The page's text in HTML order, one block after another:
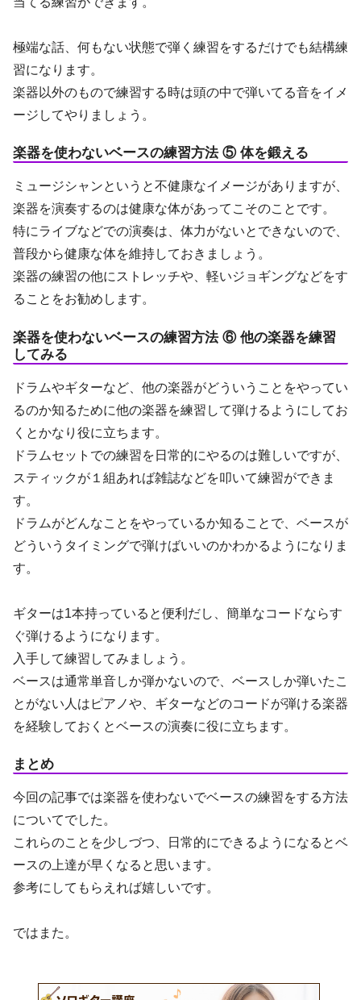
極端な話、何もない状態で弾く練習をするだけでも結構練
習になります。
楽器以外のもので練習する時は頭の中で弾いてる音をイメ
ージしてやりましょう。
楽器を使わないベースの練習方法 ⑤ 体を鍛える
ミュージシャンというと不健康なイメージがありますが、
楽器を演奏するのは健康な体があってこそのことです。
特にライブなどでの演奏は、体力がないとできないので、
普段から健康な体を維持しておきましょう。
楽器の練習の他にストレッチや、軽いジョギングなどをす
ることをお勧めします。
楽器を使わないベースの練習方法 ⑥ 他の楽器を練習
してみる
ドラムやギターなど、他の楽器がどういうことをやってい
るのか知るために他の楽器を練習して弾けるようにしてお
くとかなり役に立ちます。
ドラムセットでの練習を日常的にやるのは難しいですが、
スティックが１組あれば雑誌などを叩いて練習ができま
す。
ドラムがどんなことをやっているか知ることで、ベースが
どういうタイミングで弾けばいいのかわかるようになりま
す。
ギターは1本持っていると便利だし、簡単なコードならす
ぐ弾けるようになります。
入手して練習してみましょう。
ベースは通常単音しか弾かないので、ベースしか弾いたこ
とがない人はピアノや、ギターなどのコードが弾ける楽器
を経験しておくとベースの演奏に役に立ちます。
まとめ
今回の記事では楽器を使わないでベースの練習をする方法
についてでした。
これらのことを少しづつ、日常的にできるようになるとベ
ースの上達が早くなると思います。
参考にしてもらえれば嬉しいです。
ではまた。